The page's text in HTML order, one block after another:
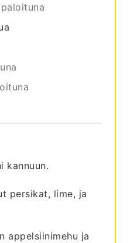
kannuun.
persikat, lime, ja
appelsiinimehu ja